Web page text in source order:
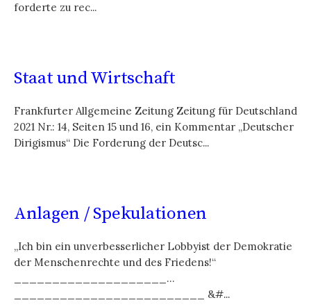
forderte zu rec...
Staat und Wirtschaft
Frankfurter Allgemeine Zeitung Zeitung für Deutschland
2021 Nr.: 14, Seiten 15 und 16, ein Kommentar „Deutscher
Dirigismus“ Die Forderung der Deutsc...
Anlagen / Spekulationen
„Ich bin ein unverbesserlicher Lobbyist der Demokratie
der Menschenrechte und des Friedens!“
____________________…
_________________________ &#...